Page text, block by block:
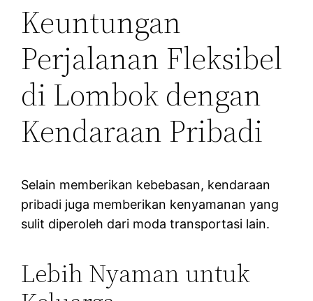
Keuntungan
Perjalanan Fleksibel
di Lombok dengan
Kendaraan Pribadi
Selain memberikan kebebasan, kendaraan
pribadi juga memberikan kenyamanan yang
sulit diperoleh dari moda transportasi lain.
Lebih Nyaman untuk